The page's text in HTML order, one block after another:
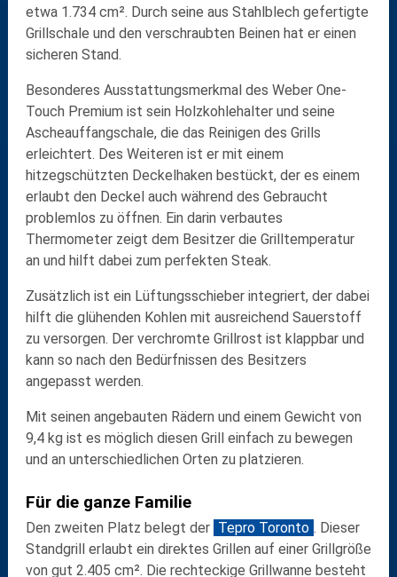
etwa 1.734 cm². Durch seine aus Stahlblech gefertigte
Grillschale und den verschraubten Beinen hat er einen
sicheren Stand.
Besonderes Ausstattungsmerkmal des Weber One-
Touch Premium ist sein Holzkohlehalterund seine
Ascheauffangschale, die das Reinigen des Grills
erleichtert. Des Weiteren ist er mit einem
hitzegschützten Deckelhaken bestückt, der es einem
erlaubt den Deckel auch während des Gebraucht
problemlos zu öffnen. Ein darin verbautes
Thermometerzeigt dem Besitzer die Grilltemperatur
an und hilft dabei zum perfekten Steak.
Zusätzlich ist ein Lüftungsschieberintegriert, der dabei
hilft die glühenden Kohlen mit ausreichend Sauerstoff
zu versorgen. Der verchromte Grillrost ist klappbar und
kann so nach den Bedürfnissen des Besitzers
angepasst werden.
Mit seinen angebauten Rädern und einem Gewicht von
9,4 kg ist es möglich diesen Grill einfach zu bewegen
und an unterschiedlichen Orten zu platzieren.
Für die ganze Familie
Den zweiten Platz belegt der Tepro Toronto . Dieser
Standgrillerlaubt ein direktes Grillen auf einer Grillgröße
von gut 2.405 cm². Die rechteckige Grillwanne besteht